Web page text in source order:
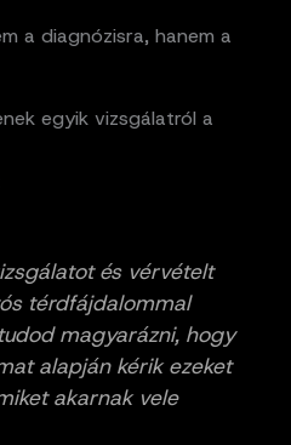
a diagnózisra, hanem a
egyik vizsgálatról a
és vérvételt
térdfájdalommal
magyarázni, hogy
alapján kérik ezeket
akarnak vele